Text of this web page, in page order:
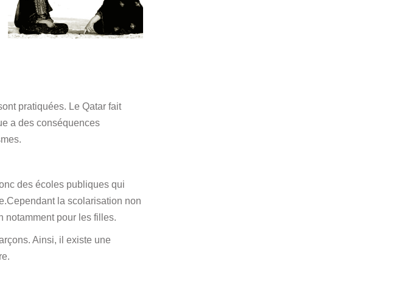
pratiquées. Le Qatar fait
a des conséquences
des écoles publiques qui
la scolarisation non
notamment pour les filles.
Ainsi, il existe une